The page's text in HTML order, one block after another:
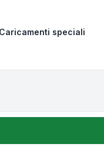
Caricamenti speciali